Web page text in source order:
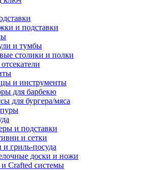
и подставки
и тумбы
столики и полки
и инструменты
для барбекю
для бургера/мяса
и подставки
и сетки
и гриль-посуда
доски и ножи
Crafted системы